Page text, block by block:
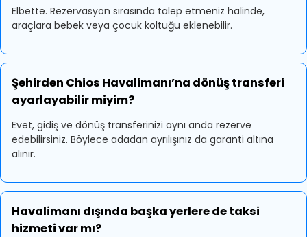
Elbette. Rezervasyon sırasında talep etmeniz halinde,
araçlara bebek veya çocuk koltuğu eklenebilir.
Şehirden Chios Havalimanı’na dönüş transferi
ayarlayabilir miyim?
Evet, gidiş ve dönüş transferinizi aynı anda rezerve
edebilirsiniz. Böylece adadan ayrılışınız da garanti altına
alınır.
Havalimanı dışında başka yerlere de taksi
hizmeti var mı?